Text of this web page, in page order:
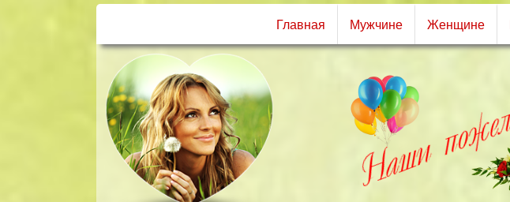
Главная Мужчине Женщине